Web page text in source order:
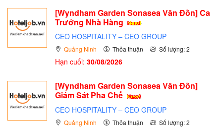
[Wyndham Garden Sonasea Vân Đồn] Ca
Trưởng Nhà Hàng
CEO HOSPITALITY – CEO GROUP
Quảng Ninh Thỏa thuận Số lượng: 2
Hạn cuối: 30/08/2026
[Wyndham Garden Sonasea Vân Đồn]
Giám Sát Pha Chế
CEO HOSPITALITY – CEO GROUP
Quảng Ninh Thỏa thuận Số lượng: 2